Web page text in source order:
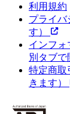
利用規約
プライバ
す）
インフォ
別タブで
特定商取
きます）